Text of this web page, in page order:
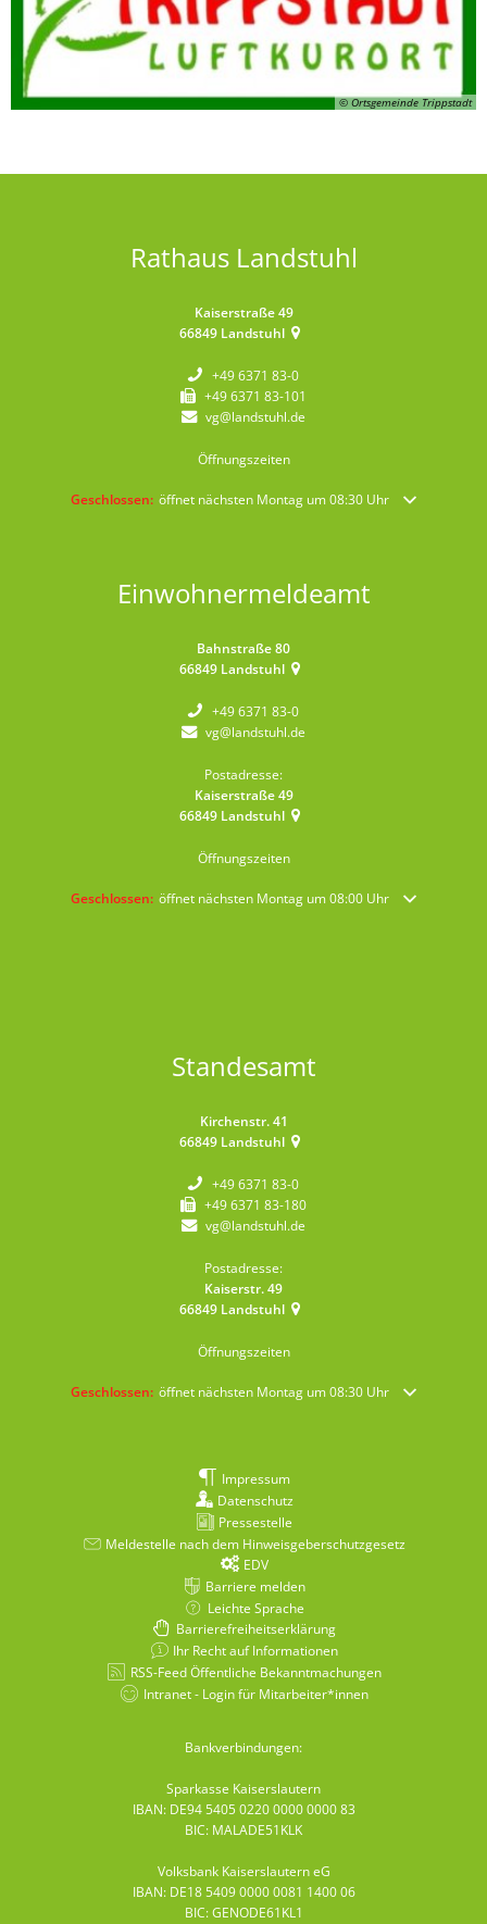
© Ortsgemeinde Trippstadt
Rathaus Landstuhl
Kaiserstraße 49
66849 Landstuhl
+49 6371 83-0
+49 6371 83-101
vg@landstuhl.de
Öffnungszeiten
Klicken, um weitere Öffnungs- oder Schließzeiten auszublenden
Geschlossen: öffnet nächsten Montag um 08:30 Uhr
Einwohnermeldeamt
Bahnstraße 80
66849 Landstuhl
+49 6371 83-0
vg@landstuhl.de
Postadresse:
Kaiserstraße 49
66849 Landstuhl
Öffnungszeiten
Klicken, um weitere Öffnungs- oder Schließzeiten auszublenden
Geschlossen: öffnet nächsten Montag um 08:00 Uhr
Standesamt
Kirchenstr. 41
66849 Landstuhl
+49 6371 83-0
+49 6371 83-180
vg@landstuhl.de
Postadresse:
Kaiserstr. 49
66849 Landstuhl
Öffnungszeiten
Klicken, um weitere Öffnungs- oder Schließzeiten auszublenden
Geschlossen: öffnet nächsten Montag um 08:30 Uhr
Impressum
Datenschutz
Pressestelle
Meldestelle nach dem Hinweisgeberschutzgesetz
EDV
Barriere melden
Leichte Sprache
Barrierefreiheitserklärung
Ihr Recht auf Informationen
RSS-Feed Öffentliche Bekanntmachungen
Intranet - Login für Mitarbeiter*innen
Bankverbindungen:
Sparkasse Kaiserslautern
IBAN: DE94 5405 0220 0000 0000 83
BIC: MALADE51KLK
Volksbank Kaiserslautern eG
IBAN: DE18 5409 0000 0081 1400 06
BIC: GENODE61KL1